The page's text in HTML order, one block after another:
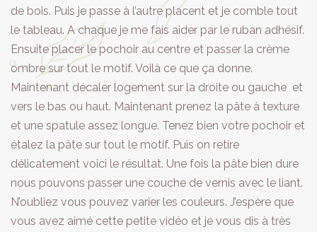
de bois. Puis je passe à l’autre placent et je comble tout
le tableau. A chaque je me fais aider par le ruban adhésif.
Ensuite placer le pochoir au centre et passer la crème
ombre sur tout le motif. Voilà ce que ça donne.
Maintenant décaler logement sur la droite ou gauche et
vers le bas ou haut. Maintenant prenez la pâte à texture
et une spatule assez longue. Tenez bien votre pochoir et
étalez la pâte sur tout le motif. Puis on retire
délicatement voici le résultat. Une fois la pâte bien dure
nous pouvons passer une couche de vernis avec le liant.
N’oubliez vous pouvez varier les couleurs. J’espère que
vous avez aimé cette petite vidéo et je vous dis à très